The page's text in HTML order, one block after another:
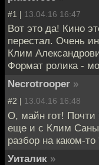
#1 | 13.04.16 16:47
Вот это да! Кино
перестал. Очень
Клим
Формат ролика -
Necrotrooper »
#2 | 13.04.16 16:48
О, майн гот! Почти
еще и с Клим
разбор на каком-
Уиталик »